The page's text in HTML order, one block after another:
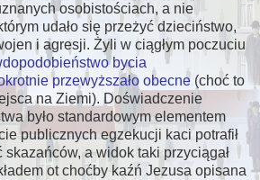
osobistościach, a nie
udało się przeżyć dzieciństwo,
i agresji. Żyli w ciągłym poczuciu
bycia
przewyższało obecne (choć to
na Ziemi). Doświadczenie
było standardowym elementem
publicznych egzekucji kaci potrafił
a widok taki przyciągał
ot choćby kaźń Jezusa opisana